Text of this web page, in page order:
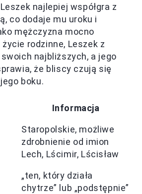
najlepiej współgra z
co dodaje mu uroku i
mężczyzna mocno
rodzinne, Leszek z
najbliższych, a jego
że bliscy czują się
boku.
Informacja
Staropolskie, możliwe
zdrobnienie od imion
Lech, Lścimir, Lścisław
„ten, który działa
chytrze” lub „podstępnie”